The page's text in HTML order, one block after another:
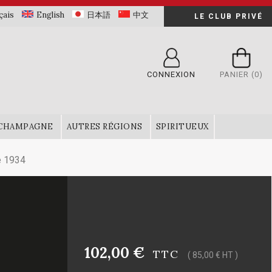
English 日本語 中文 LE CLUB PRIVÉ
CONNEXION PANIER (0)
AUTRES RÉGIONS SPIRITUEUX
1934
102,00 € TTC ( 85,00 € HT )